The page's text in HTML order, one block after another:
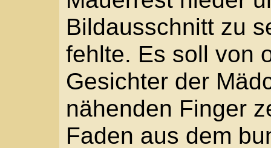
lass uns gehen.“
Widerwillig gab
Durchgang noch
Mädchen nicht mehr.
begleitete ihn noch
während er mit Mario